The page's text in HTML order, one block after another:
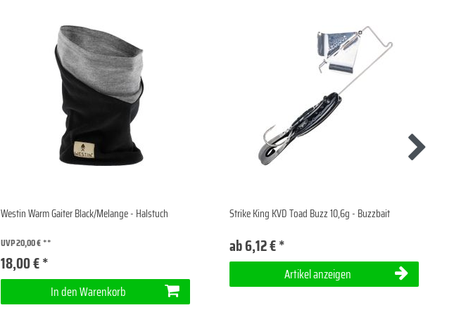
Westin Warm Gaiter Black/Melange - Halstuch
UVP 20,00 €
18,00 € *
In den Warenkorb
Strike King KVD Toad Buzz 10,6g - Buzzbait
ab 6,12 € *
Artikel anzeigen